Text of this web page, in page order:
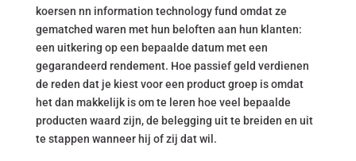
koersen nn information technology fund omdat ze
gematched waren met hun beloften aan hun klanten:
een uitkering op een bepaalde datum met een
gegarandeerd rendement. Hoe passief geld verdienen
de reden dat je kiest voor een product groep is omdat
het dan makkelijk is om te leren hoe veel bepaalde
producten waard zijn, de belegging uit te breiden en uit
te stappen wanneer hij of zij dat wil.